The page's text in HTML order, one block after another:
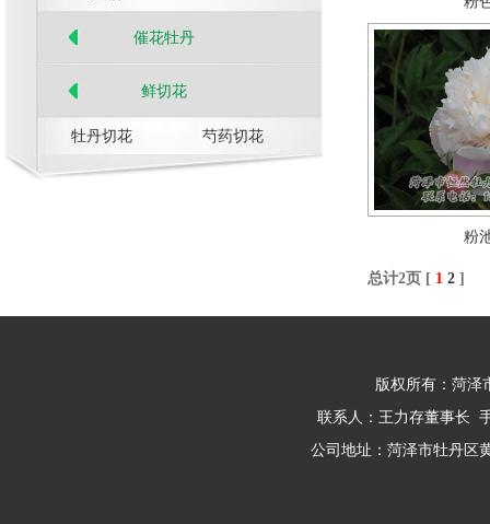
催花牡丹
鲜切花
牡丹切花 芍药切花
粉
总计2页 [ 1 2]
版权所有：菏
联系人：王力存董事长
公司地址：菏泽市牡丹区